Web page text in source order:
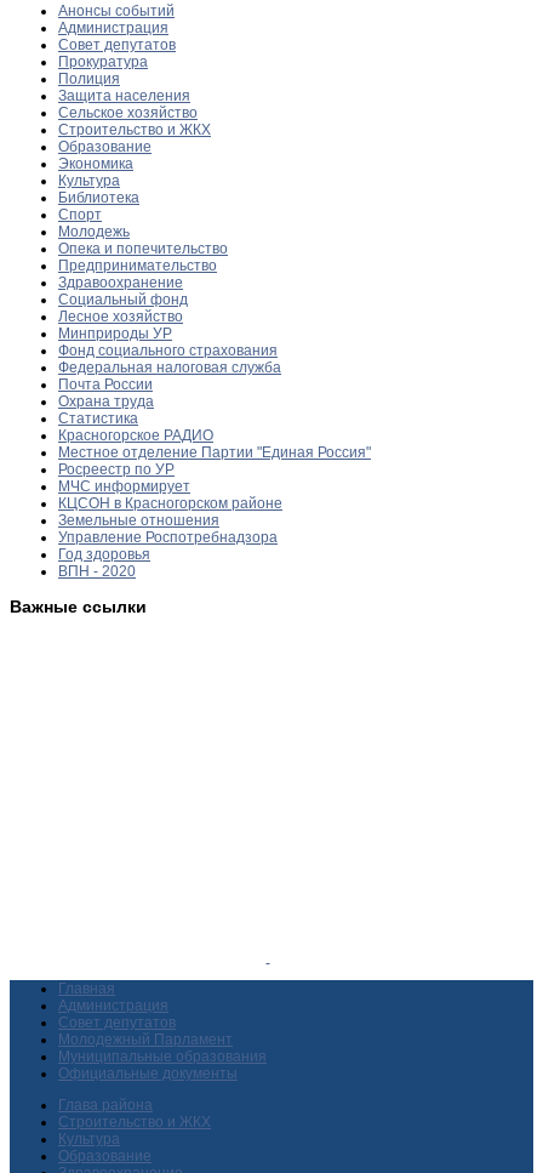
Анонсы событий
Администрация
Совет депутатов
Прокуратура
Полиция
Защита населения
Сельское хозяйство
Строительство и ЖКХ
Образование
Экономика
Культура
Библиотека
Спорт
Молодежь
Опека и попечительство
Предпринимательство
Здравоохранение
Социальный фонд
Лесное хозяйство
Минприроды УР
Фонд социального страхования
Федеральная налоговая служба
Почта России
Охрана труда
Статистика
Красногорское РАДИО
Местное отделение Партии "Единая Россия"
Росреестр по УР
МЧС информирует
КЦСОН в Красногорском районе
Земельные отношения
Управление Роспотребнадзора
Год здоровья
ВПН - 2020
Важные ссылки
Главная
Администрация
Совет депутатов
Молодежный Парламент
Муниципальные образования
Официальные документы
Глава района
Строительство и ЖКХ
Культура
Образование